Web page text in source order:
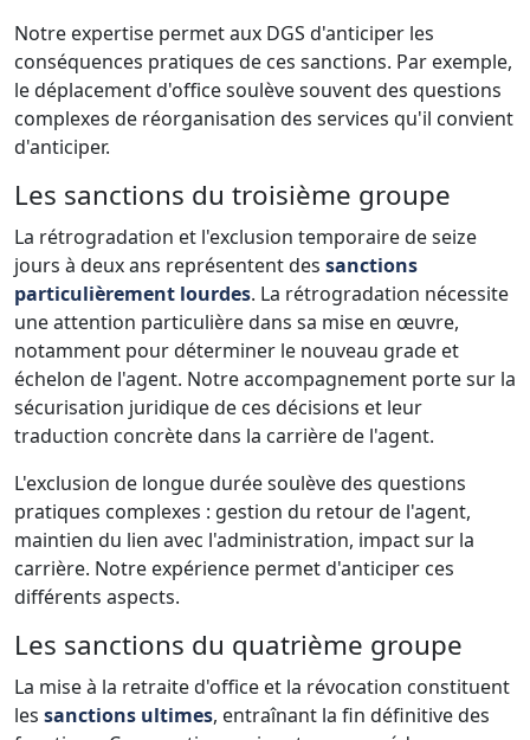
Notre expertise permet aux DGS d'anticiper les
conséquences pratiques de ces sanctions. Par exemple,
le déplacement d'office soulève souvent des questions
complexes de réorganisation des services qu'il convient
d'anticiper.
Les sanctions du troisième groupe
La rétrogradation et l'exclusion temporaire de seize
jours à deux ans représentent des sanctions
particulièrement lourdes. La rétrogradation nécessite
une attention particulière dans sa mise en œuvre,
notamment pour déterminer le nouveau grade et
échelon de l'agent. Notre accompagnement porte sur la
sécurisation juridique de ces décisions et leur
traduction concrète dans la carrière de l'agent.
L'exclusion de longue durée soulève des questions
pratiques complexes : gestion du retour de l'agent,
maintien du lien avec l'administration, impact sur la
carrière. Notre expérience permet d'anticiper ces
différents aspects.
Les sanctions du quatrième groupe
La mise à la retraite d'office et la révocation constituent
les sanctions ultimes, entraînant la fin définitive des